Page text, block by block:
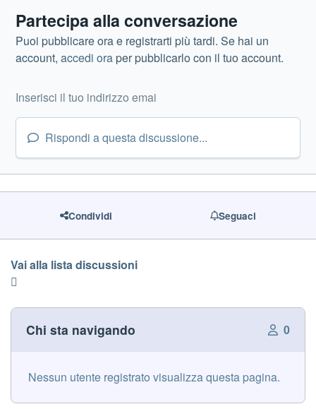
Partecipa alla conversazione
Puoi pubblicare ora e registrarti più tardi. Se hai un
account,accedi oraper pubblicarlo con il tuo account.
Rispondi a questa discussione...
Condividi Seguaci
Vai alla lista discussioni
Chi sta navigando 0
Nessun utente registrato visualizza questa pagina.